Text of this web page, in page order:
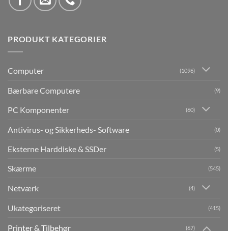
PRODUKT KATEGORIER
Computer (1096)
Bærbare Computere (9)
PC Komponenter (60)
Antivirus- og Sikkerheds- Software (0)
Eksterne Harddiske & SSDer (5)
Skærme (545)
Netværk (4)
Ukategoriseret (415)
Printer & Tilbehør (67)